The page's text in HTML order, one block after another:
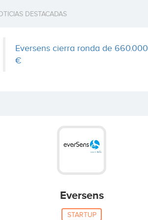
DESTACADAS
Eversens cierra ronda de 660.000
€
Eversens
STARTUP